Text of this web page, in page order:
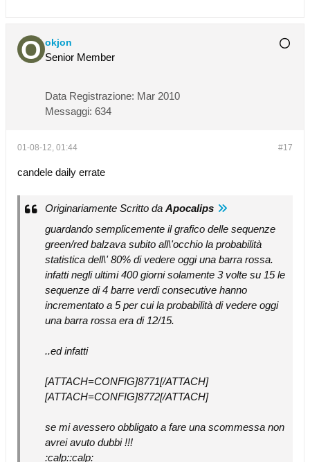
okjon
Senior Member
Data Registrazione: Mar 2010
Messaggi: 634
#17
01-08-12, 01:44
candele daily errate
Originariamente Scritto da Apocalips
guardando semplicemente il grafico delle sequenze
green/red balzava subito all\'occhio la probabilità
statistica dell\' 80% di vedere oggi una barra rossa.
infatti negli ultimi 400 giorni solamente 3 volte su 15 le
sequenze di 4 barre verdi consecutive hanno
incrementato a 5 per cui la probabilità di vedere oggi
una barra rossa era di 12/15.
..ed infatti
[ATTACH=CONFIG]8771[/ATTACH]
[ATTACH=CONFIG]8772[/ATTACH]
se mi avessero obbligato a fare una scommessa non
avrei avuto dubbi !!!
:calp::calp: